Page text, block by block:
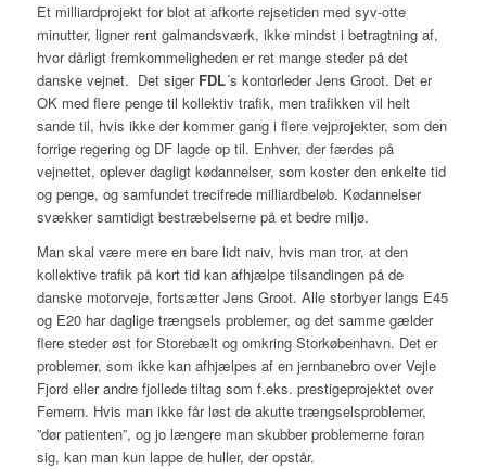
Et milliardprojekt for blot at afkorte rejsetiden med syv-otte
minutter, ligner rent galmandsværk, ikke mindst i betragtning af,
hvor dårligt fremkommeligheden er ret mange steder på det
danske vejnet. Det siger FDL´s kontorleder Jens Groot. Det er
OK med flere penge til kollektiv trafik, men trafikken vil helt
sande til, hvis ikke der kommer gang i flere vejprojekter, som den
forrige regering og DF lagde op til. Enhver, der færdes på
vejnettet, oplever dagligt kødannelser, som koster den enkelte tid
og penge, og samfundet trecifrede milliardbeløb. Kødannelser
svækker samtidigt bestræbelserne på et bedre miljø.
Man skal være mere en bare lidt naiv, hvis man tror, at den
kollektive trafik på kort tid kan afhjælpe tilsandingen på de
danske motorveje, fortsætter Jens Groot. Alle storbyer langs E45
og E20 har daglige trængsels problemer, og det samme gælder
flere steder øst for Storebælt og omkring Storkøbenhavn. Det er
problemer, som ikke kan afhjælpes af en jernbanebro over Vejle
Fjord eller andre fjollede tiltag som f.eks. prestigeprojektet over
Femern. Hvis man ikke får løst de akutte trængselsproblemer,
”dør patienten”, og jo længere man skubber problemerne foran
sig, kan man kun lappe de huller, der opstår.